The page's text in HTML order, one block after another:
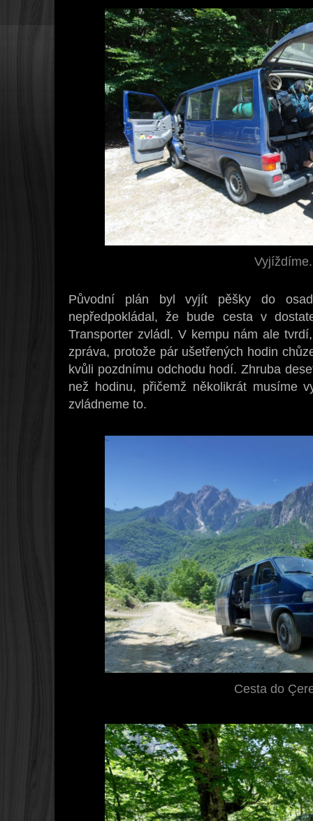
Vyjíždíme.
Původní plán byl vyjít pěšky do
nepředpokládal, že bude cesta v
Transporter zvládl. V kempu nám ale
zpráva, protože pár ušetřených hodin
kvůli pozdnímu odchodu hodí. Zhruba
než hodinu, přičemž několikrát musíme
zvládneme to.
Cesta do